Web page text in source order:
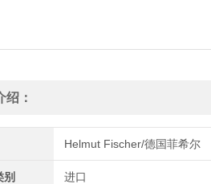
绍：
Helmut Fischer/德国菲希尔
别 进口